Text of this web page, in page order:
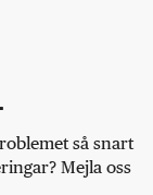
så snart
Mejla oss